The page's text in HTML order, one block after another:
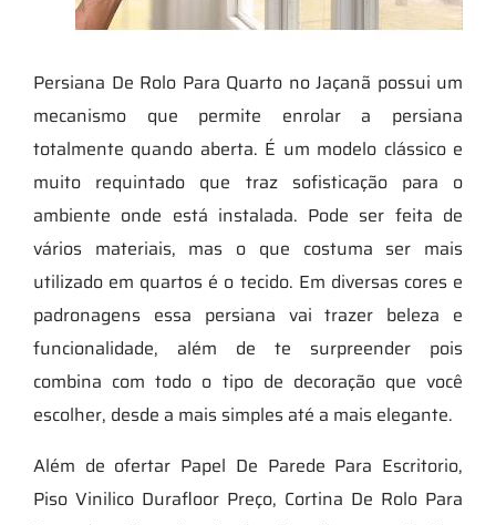
Persiana De Rolo Para Quarto no Jaçanã possui um
mecanismo que permite enrolar a persiana
totalmente quando aberta. É um modelo clássico e
muito requintado que traz sofisticação para o
ambiente onde está instalada. Pode ser feita de
vários materiais, mas o que costuma ser mais
utilizado em quartos é o tecido. Em diversas cores e
padronagens essa persiana vai trazer beleza e
funcionalidade, além de te surpreender pois
combina com todo o tipo de decoração que você
escolher, desde a mais simples até a mais elegante.
Além de ofertar Papel De Parede Para Escritorio,
Piso Vinilico Durafloor Preço, Cortina De Rolo Para